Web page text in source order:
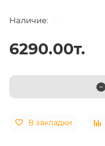
6290.00т.
В закладки